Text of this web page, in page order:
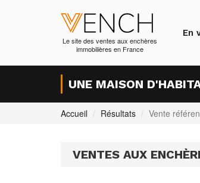
Le site des ventes aux enchères
immobilières en France
En
UNE MAISON
Accueil Résultats Vente
VENTES AUX